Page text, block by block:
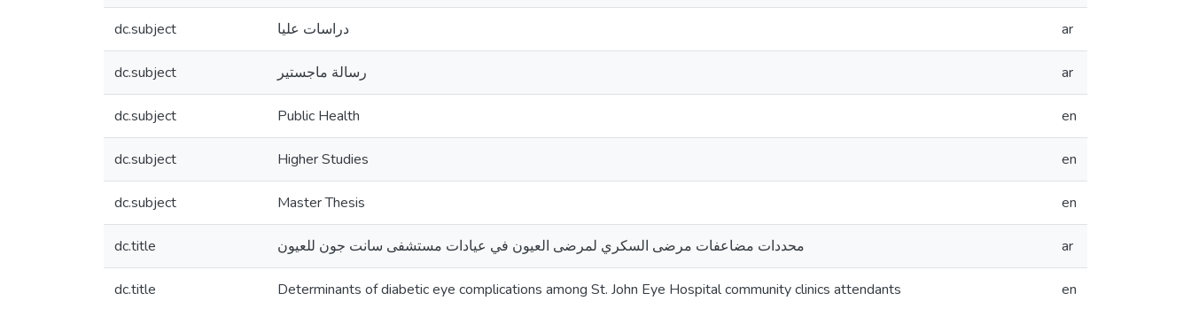
dc.subject دراسات عليا ar
dc.subject رسالة ماجستير ar
dc.subject Public Health en
dc.subject Higher Studies en
dc.subject Master Thesis en
dc.title محددات مضاعفات مرضى السكري لمرضى العيون في عيادات مستشفى سانت جون للعيون ar
dc.title Determinants of diabetic eye complications among St. John Eye Hospital community clinics attendants en